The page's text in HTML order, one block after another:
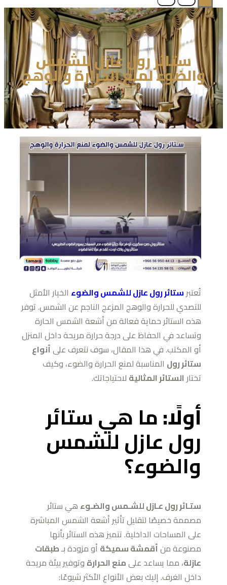
ستائر رول عازل للشمس
والضوء لمنع الحرارة والوهج
تُعتبر ستائر رول عازل للشمس والضوء الخيار الأمثل
للتصدي للحرارة والوهج المزعج الناجم عن الشمس. توفر
هذه الستائر حماية فعالة من أشعة الشمس الحارة
وتساعد في الحفاظ على درجة حرارة مريحة داخل المنزل
أو المكتب. في هذا المقال، سوف نتعرف علىأنواع
ستائر رول المناسبة لمنع الحرارة والضوء، وكيف
تختار الستائر المثالية لاحتياجاتك.
أولًا:ما هي ستائر
رول عازل للشمس
والضوء؟
ستـائر رول عـازل للشـمس والضـوء هي ستائر
مصممة خصيصًا لتقليل تأثير أشعة الشمس المباشرة
على المساحات الداخلية. تتميز هذه الستائر بأنها
مصنوعة منأقمشة سميكة أو مزودة بـطبقات
عازلة، مما يساعد علىمنع الحرارة وتوفير بيئة مريحة
داخل الغرف. إليك بعض الأنواع الأكثر شيوعًا: